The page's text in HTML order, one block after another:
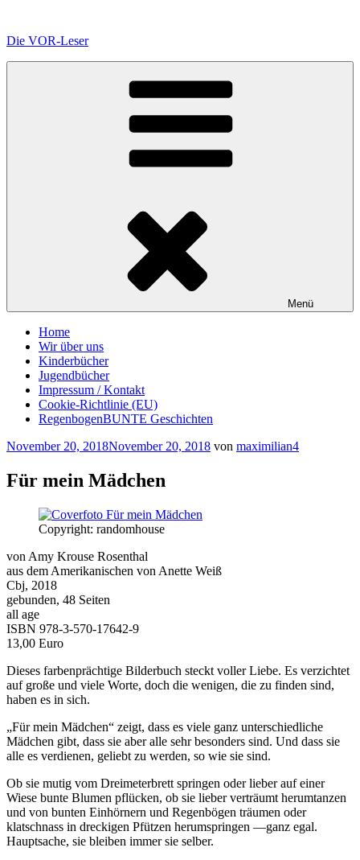
springen
Die VOR-Leser
Menü
Home
Wir über uns
Kinderbücher
Jugendbücher
Impressum / Kontakt
Cookie-Richtlinie (EU)
RegenbogenBUNTE Geschichten
Veröffentlicht
November 20, 2018November 20, 2018 von maximilian4
Für mein Mädchen
Copyright: randomhouse
von Amy Krouse Rosenthal
aus dem Amerikanischen von Anette Weiß
Cbj, 2018
gebunden, 48 Seiten
all age
ISBN 978-3-570-17642-9
13,00 Euro
Dieses farbenprächtige Bilderbuch steckt voller Liebe. Es verzichtet
auf große und viele Worte, doch die wenigen, die zu finden sind,
haben es in sich.
„Für mein Mädchen“ zeigt, dass es viele ganz unterschiedliche
Mädchen gibt, dass sie aber alle sehr besonders sind. Und dass sie
alle es verdienen, geliebt zu werden, so wie sie sind.
Ob sie mutig vom Dreimeterbrett springen oder lieber auf einer
Wiese bunte Blumen pflücken, ob sie lieber verträumt herumtanzen
und von bunten Einhörnern und Regenbögen träumen oder
klatschnass in dreckigen Pfützen herumspringen —ganz egal.
Hauptsache, sie bleiben immer sie selber.